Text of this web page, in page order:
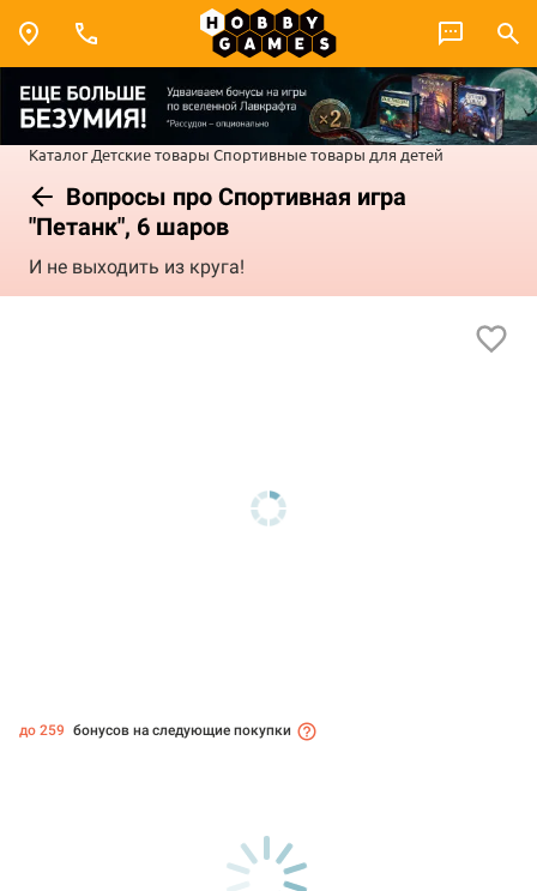
Каталог Детские товары Спортивные товары для детей
Вопросы про Спортивная игра
"Петанк", 6 шаров
И не выходить из круга!
до 259 бонусов на следующие покупки